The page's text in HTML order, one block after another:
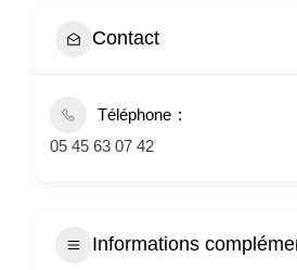
Contact
Téléphone
05 45 63 07 42
Informations